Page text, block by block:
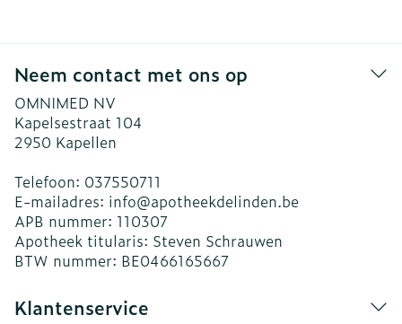
Neem contact met ons op
OMNIMED NV
Kapelsestraat 104
2950 Kapellen
Telefoon: 037550711
E-mailadres: info@apotheekdelinden.be
APB nummer: 110307
Apotheek titularis: Steven Schrauwen
BTW nummer: BE0466165667
Klantenservice